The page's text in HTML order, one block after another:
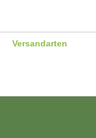
Versandarten